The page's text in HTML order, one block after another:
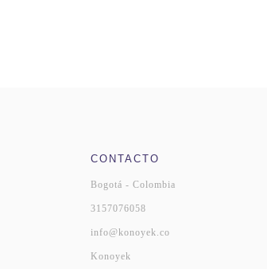
CONTACTO
Bogotá - Colombia
3157076058
info@konoyek.co
Konoyek